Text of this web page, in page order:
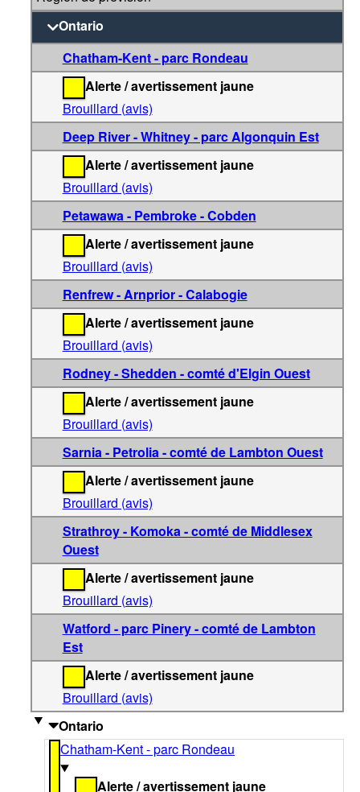
Ontario
Chatham-Kent - parc Rondeau
Alerte / avertissement jaune
Brouillard (avis)
Deep River - Whitney - parc Algonquin Est
Alerte / avertissement jaune
Brouillard (avis)
Petawawa - Pembroke - Cobden
Alerte / avertissement jaune
Brouillard (avis)
Renfrew - Arnprior - Calabogie
Alerte / avertissement jaune
Brouillard (avis)
Rodney - Shedden - comté d'Elgin Ouest
Alerte / avertissement jaune
Brouillard (avis)
Sarnia - Petrolia - comté de Lambton Ouest
Alerte / avertissement jaune
Brouillard (avis)
Strathroy - Komoka - comté de Middlesex
Ouest
Alerte / avertissement jaune
Brouillard (avis)
Watford - parc Pinery - comté de Lambton
Est
Alerte / avertissement jaune
Brouillard (avis)
Ontario
Chatham-Kent - parc Rondeau
Alerte / avertissement jaune